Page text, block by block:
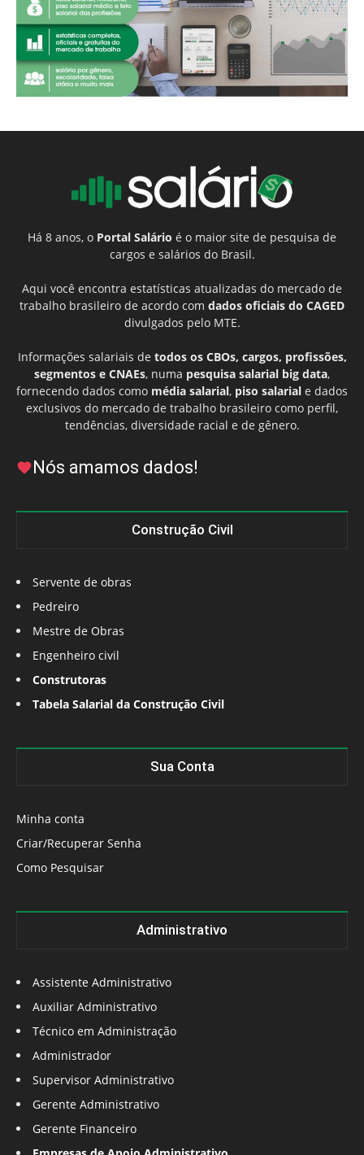
Há 8 anos, o Portal Salário é o maior site de pesquisa de
cargos e salários do Brasil.
Aqui você encontra estatísticas atualizadas do mercado de
trabalho brasileiro de acordo com dados oficiais do CAGED
divulgados pelo MTE.
Informações salariais de todos os CBOs, cargos, profissões,
segmentos e CNAEs, numa pesquisa salarial big data,
fornecendo dados como média salarial, piso salarial e dados
exclusivos do mercado de trabalho brasileiro como perfil,
tendências, diversidade racial e de gênero.
Nós amamos dados!
Construção Civil
Servente de obras
Pedreiro
Mestre de Obras
Engenheiro civil
Construtoras
Tabela Salarial da Construção Civil
Sua Conta
Minha conta
Criar/Recuperar Senha
Como Pesquisar
Administrativo
Assistente Administrativo
Auxiliar Administrativo
Técnico em Administração
Administrador
Supervisor Administrativo
Gerente Administrativo
Gerente Financeiro